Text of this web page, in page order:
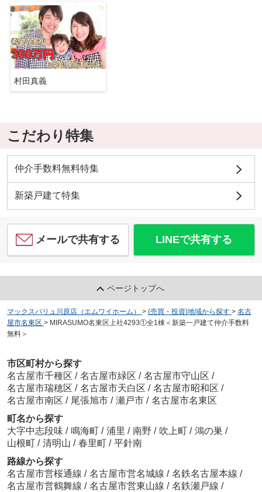
村田真義
こだわり特集
仲介手数料無料特集
新築戸建て特集
メールで共有する LINEで共有する
ページトップへ
マックスバリュ川原店（エムワイホーム） > (売買・投資)地域から探す > 名古
屋市名東区 > MIRASUMO名東区上社4293①全1棟＜新築一戸建て仲介手数料
無料＞
市区町村から探す
名古屋市千種区 / 名古屋市緑区 / 名古屋市守山区 /
名古屋市瑞穂区 / 名古屋市天白区 / 名古屋市昭和区 /
名古屋市南区 / 尾張旭市 / 瀬戸市 / 名古屋市名東区
町名から探す
大字中志段味 / 鳴海町 / 浦里 / 南野 / 吹上町 / 鴻の巣 /
山根町 / 清明山 / 春里町 / 平針南
路線から探す
名古屋市営桜通線 / 名古屋市営名城線 / 名鉄名古屋本線 /
名古屋市営鶴舞線 / 名古屋市営東山線 / 名鉄瀬戸線 /